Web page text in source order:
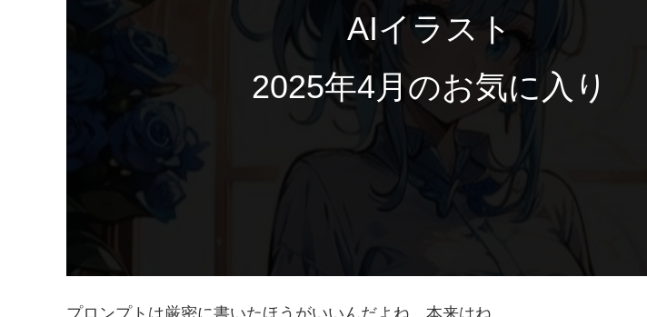
AIイラスト
2025年4月のお気に入り
プロンプトは厳密に書いたほうがいいんだよね。本来はね。